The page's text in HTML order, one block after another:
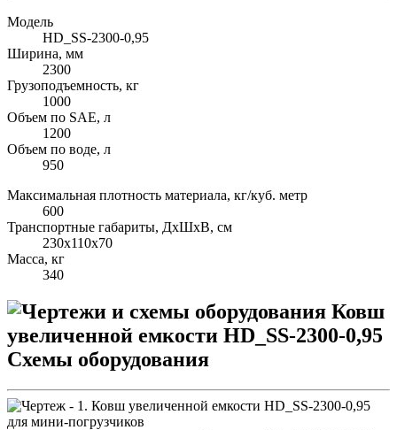
Модель
HD_SS-2300-0,95
Ширина, мм
2300
Грузоподъемность, кг
1000
Объем по SAE, л
1200
Объем по воде, л
950
Максимальная плотность материала, кг/куб. метр
600
Транспортные габариты, ДхШхВ, см
230х110х70
Масса, кг
340
Схемы оборудования